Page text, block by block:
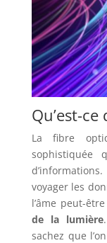
Qu’est-
La fibre
sophistiquée
voyager les
l’âme peut-
de la lumière
sachez que